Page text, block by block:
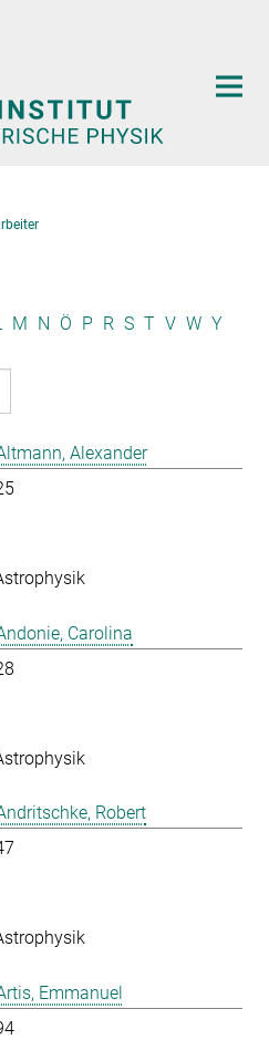
M N Ö P R S T V W Y
Alexander
Carolina
Robert
Emmanuel